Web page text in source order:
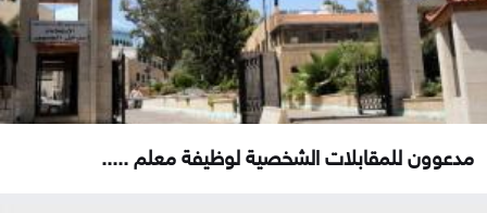
مدعوون للمقابلات الشخصية لوظيفة معلم .....